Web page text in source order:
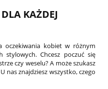
KAŻDEJ
oczekiwania kobiet w różnym
Chcesz poczuć się
czy weselu? A może szukasz
nas znajdziesz wszystko, czego